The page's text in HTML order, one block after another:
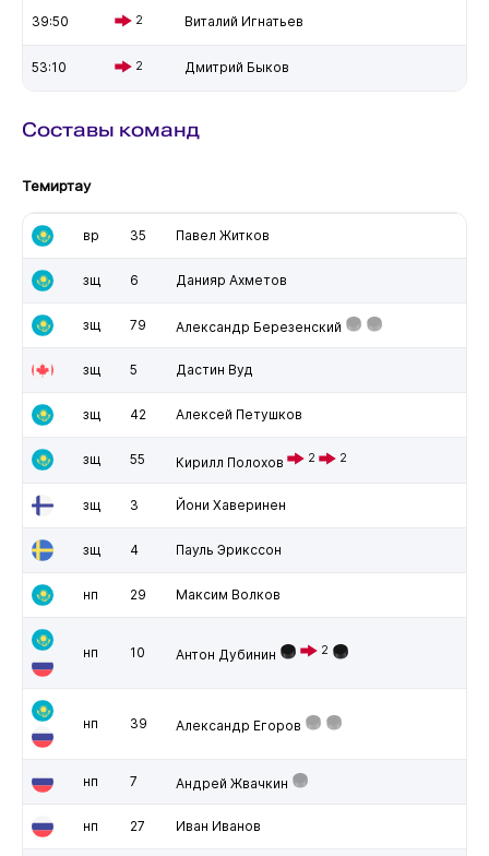
39:50 2 Виталий Игнатьев
53:10 2 Дмитрий Быков
Составы команд
Темиртау
вр 35 Павел Житков
зщ 6 Данияр Ахметов
зщ 79 Александр Березенский
зщ 5 Дастин Вуд
зщ 42 Алексей Петушков
зщ 55 Кирилл Полохов 2 2
зщ 3 Йони Хаверинен
зщ 4 Пауль Эрикссон
нп 29 Максим Волков
нп 10 Антон Дубинин 2
нп 39 Александр Егоров
нп 7 Андрей Жвачкин
нп 27 Иван Иванов